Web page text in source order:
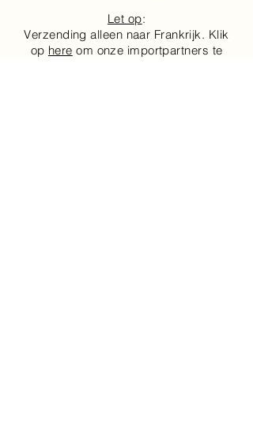
Let op:
Verzending alleen naar Frankrijk. Klik
op here ​ om onze importpartners te